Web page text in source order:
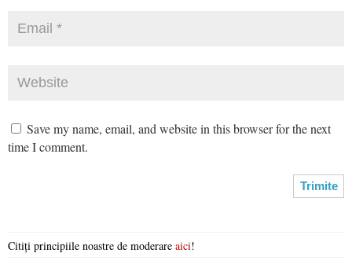
Save my name, email, and website in this browser for the next
time I comment.
Citiți principiile noastre de moderare aici!